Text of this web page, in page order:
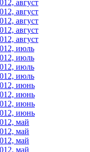
август
август
август
август
август
июль
июль
июль
июль
июнь
июнь
июнь
июнь
май
май
май
май